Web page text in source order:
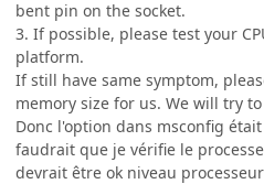
bent pin on the socket.
3. If possible, please test your
platform.
If still have same symptom,
memory size for us. We will try
Donc l'option dans msconfig
faudrait que je vérifie le
devrait être ok niveau